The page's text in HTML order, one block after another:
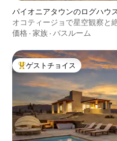
パイオニアタウンのログハウ
オコティージョで星空観察と
価格 · 家族 · バスルーム
大好評のゲストチョイスです。
ゲストチョイス